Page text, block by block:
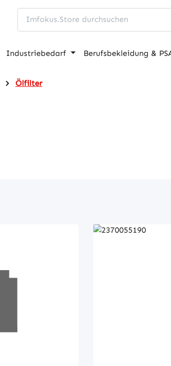
Industriebedarf Berufsbekleidung &
Ölfilter